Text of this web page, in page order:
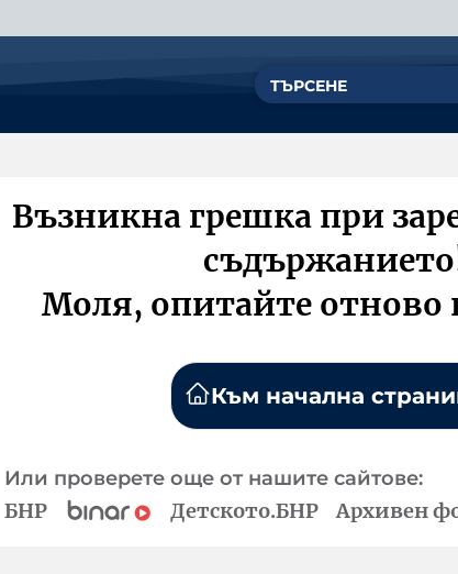
Възникна грешка при
Моля, опитайте отново
Към начална
Или проверете още от нашите сайтове:
БНР Детското.БНР Архивен